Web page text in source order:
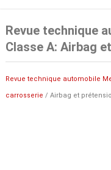
Revue technique
Classe A: Airbag
Revue technique automobile
carrosserie / Airbag et